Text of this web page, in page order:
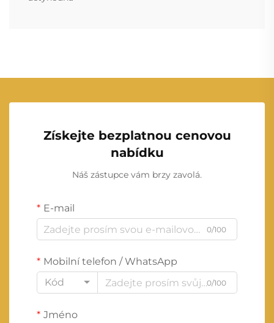
Získejte bezplatnou cenovou
nabídku
Náš zástupce vám brzy zavolá.
E-mail
0/100
Mobilní telefon / WhatsApp
Kód
0/100
Jméno